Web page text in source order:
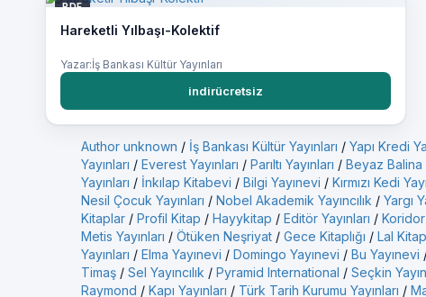
PDF
Hareketli Yılbaşı-Kolektif
Yazar:İş Bankası Kültür Yayınları
indirücretsiz
Author unknown / İş Bankası Kültür Yayınları / Yapı Kredi
Yayınları / Everest Yayınları / Parıltı Yayınları / Beyaz Balina
Yayınları / İnkılap Kitabevi / Bilgi Yayınevi / Kırmızı Kedi
Nesil Çocuk Yayınları / Nobel Akademik Yayıncılık / Yargı
Kitaplar / Profil Kitap / Hayykitap / Editör Yayınları / Koridor
Metis Yayınları / Ötüken Neşriyat / Gece Kitaplığı / Lal Kitap
Yayınları / Elma Yayınevi / Domingo Yayınevi / Bu Yayınevi
Timaş / Sel Yayıncılık / Pyramid International / Seçkin
Raymond / Kapı Yayınları / Türk Tarih Kurumu Yayınları /